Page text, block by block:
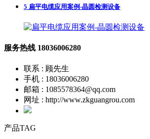
5 扁平电缆应用案例-晶圆检测设备
服务热线 18036006280
联系 : 顾先生
手机 : 18036006280
邮箱 : 1085578364@qq.com
网址 : http://www.zkguangrou.com
产品TAG